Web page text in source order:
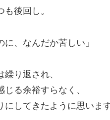
後回し。
に、なんだか苦しい」
り返され、
る余裕すらなく、
してきたように思います